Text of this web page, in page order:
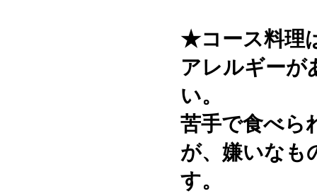
★コース料理
アレルギーが
い。
苦手で食べら
が、嫌いなも
す。